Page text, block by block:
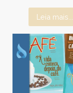
Leia mais...